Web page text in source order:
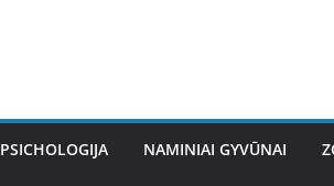
PSICHOLOGIJA NAMINIAI GYVŪNAI